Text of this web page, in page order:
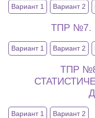
Вариант 1 Вариант 2
ТПР №7.
Вариант 1 Вариант 2
ТПР
Вариант 1 Вариант 2